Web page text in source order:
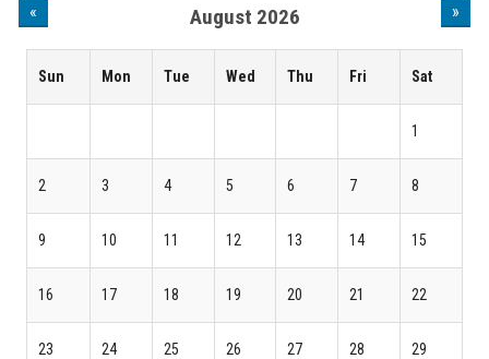
« August 2026 »
Sun Mon Tue Wed Thu Fri Sat
1
2 3 4 5 6 7 8
9 10 11 12 13 14 15
16 17 18 19 20 21 22
23 24 25 26 27 28 29